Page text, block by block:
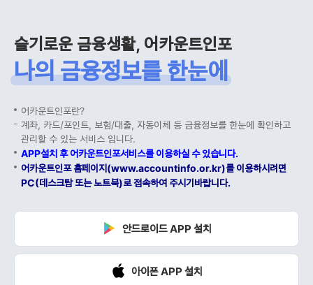
슬기로운 금융생활, 어카운트인포
나의 금융정보를 한눈에
어카운트인포란?
계좌, 카드/포인트, 보험/대출, 자동이체 등 금융정보를 한눈에 확인하고
관리할 수 있는 서비스 입니다.
APP설치 후 어카운트인포서비스를 이용하실 수 있습니다.
어카운트인포 홈페이지(www.accountinfo.or.kr)를 이용하시려면
PC(데스크탑 또는 노트북)로 접속하여 주시기바랍니다.
안드로이드 APP 설치
아이폰 APP 설치